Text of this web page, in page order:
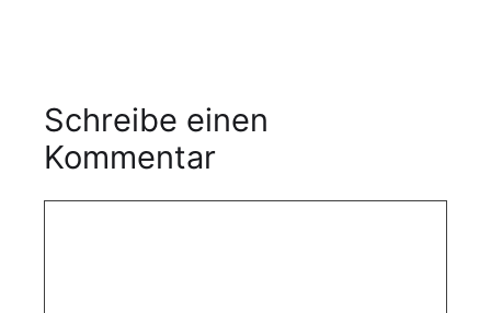
Schreibe einen
Kommentar